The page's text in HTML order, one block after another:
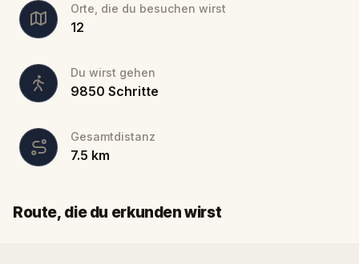
Orte, die du besuchen wirst
12
Du wirst gehen
9850 Schritte
Gesamtdistanz
7.5 km
Route, die du erkunden wirst
Start
Ziel